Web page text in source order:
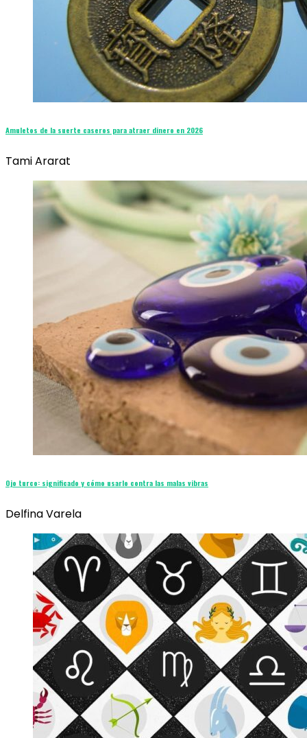
Amuletos de la suerte caseros para atraer dinero en 2026
Tami Ararat
Ojo turco: significado y cómo usarlo contra las malas vibras
Delfina Varela